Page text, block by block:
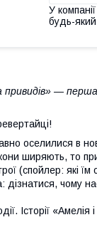
У
будь-
привидів» — перша
оселилися в
ширяють, то
(спойлер: які
чому
Історії